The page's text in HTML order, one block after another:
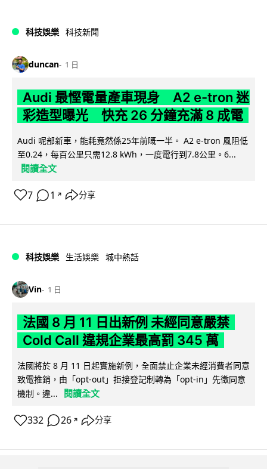
科技娛樂 科技新聞
duncan 1 日
Audi 最慳電量產車現身 A2 e-tron 迷
彩造型曝光 快充 26 分鐘充滿 8 成電
Audi 呢部新車，能耗竟然係25年前嘅一半。 A2 e-tron 風阻低
至0.24，每百公里只需12.8 kWh，一度電行到7.8公里。6...
閱讀全文
7 1 ↗ 分享
科技娛樂 生活娛樂 城中熱話
Vin 1 日
法國 8 月 11 日出新例 未經同意嚴禁
Cold Call 違規企業最高罰 345 萬
法國將於 8 月 11 日起實施新例，全面禁止企業未經消費者同意
致電推銷，由「opt-out」拒接登記制轉為「opt-in」先徵同意
機制。違...
閱讀全文
332 26 ↗ 分享